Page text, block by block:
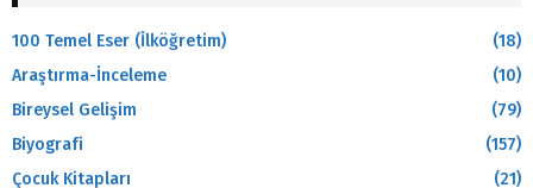
100 Temel Eser (İlköğretim)
(18)
Araştırma-İnceleme
(10)
Bireysel Gelişim
(79)
Biyografi
(157)
Çocuk Kitapları
(21)